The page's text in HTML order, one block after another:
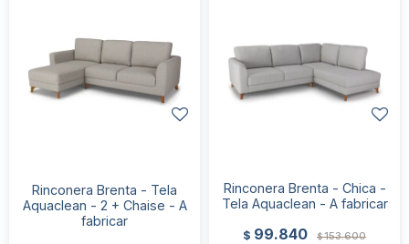
Rinconera Brenta - Tela
Aquaclean - 2 + Chaise - A
fabricar
Rinconera Brenta - Chica -
Tela Aquaclean - A fabricar
$ 99.840 $153.600